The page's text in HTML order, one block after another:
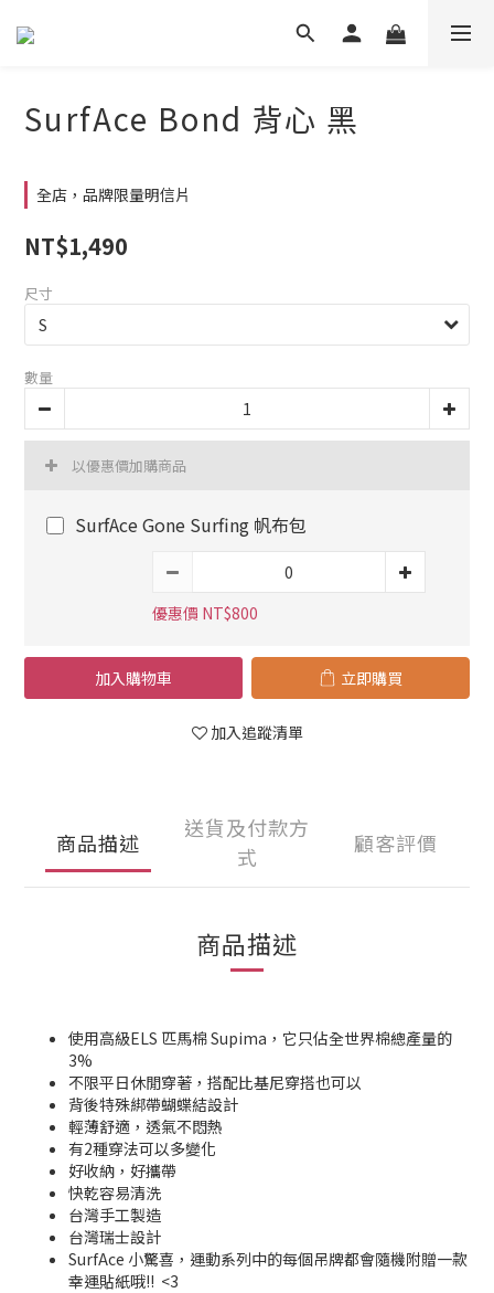
SurfAce Bond 背心 黑
全店，品牌限量明信片
NT$1,490
尺寸
數量
以優惠價加購商品
SurfAce Gone Surfing 帆布包
優惠價 NT$800
加入購物車 立即購買
加入追蹤清單
商品描述
送貨及付款方
式
顧客評價
商品描述
使用高級ELS 匹馬棉Supima， 它 只佔全世界棉總產量的
3%
不限平日休閒穿著，搭配比基尼穿搭也可以
背後特殊綁帶蝴蝶結設計
輕薄舒適，透氣不悶熱
有2種穿法可以多變化
好收納，好攜帶
快乾容易清洗
台灣手工製造
台灣瑞士設計
SurfAce 小驚喜，運動系列中的每個吊牌都會隨機附贈一款
幸運貼紙哦!! <3